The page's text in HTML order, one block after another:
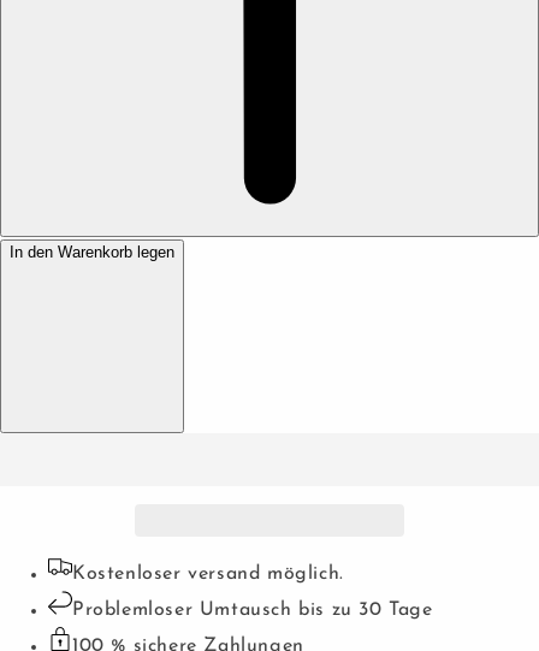
In den Warenkorb legen
Kostenloser versand möglich.
Problemloser Umtausch bis zu 30 Tage
100 % sichere Zahlungen